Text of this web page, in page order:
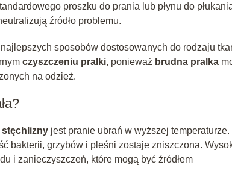
proszku do prania lub płynu do
źródło problemu.
sposobów dostosowanych do rodzaju
czyszczeniu pralki, ponieważ brudna pralka
na odzież.
jest pranie ubrań w wyższej temperaturze.
bakterii, grzybów i pleśni zostaje zniszczona.
i zanieczyszczeń, które mogą być źródłem